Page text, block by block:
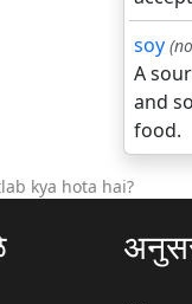
soy
A
and
food.
kya hota hai?